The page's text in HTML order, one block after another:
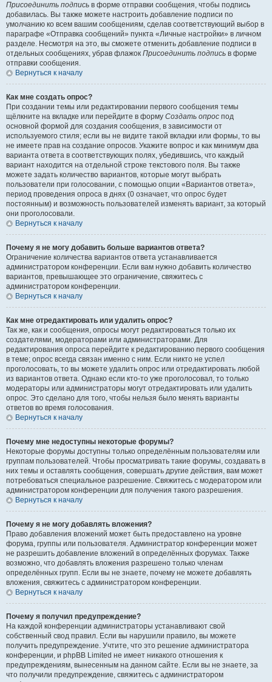
Присоединить подпись в форме отправки сообщения, чтобы подпись
добавилась. Вы также можете настроить добавление подписи по
умолчанию ко всем вашим сообщениям, сделав соответствующий выбор в
параграфе «Отправка сообщений» пункта «Личные настройки» в личном
разделе. Несмотря на это, вы сможете отменить добавление подписи в
отдельных сообщениях, убрав флажок Присоединить подпись в форме
отправки сообщения.
Вернуться к началу
Как мне создать опрос?
При создании темы или редактировании первого сообщения темы
щёлкните на вкладке или перейдите в форму Создать опрос под
основной формой для создания сообщения, в зависимости от
используемого стиля; если вы не видите такой вкладки или формы, то вы
не имеете прав на создание опросов. Укажите вопрос и как минимум два
варианта ответа в соответствующих полях, убедившись, что каждый
вариант находится на отдельной строке текстового поля. Вы также
можете задать количество вариантов, которые могут выбрать
пользователи при голосовании, с помощью опции «Вариантов ответа»,
период проведения опроса в днях (0 означает, что опрос будет
постоянным) и возможность пользователей изменять вариант, за который
они проголосовали.
Вернуться к началу
Почему я не могу добавить больше вариантов ответа?
Ограничение количества вариантов ответа устанавливается
администратором конференции. Если вам нужно добавить количество
вариантов, превышающее это ограничение, свяжитесь с
администратором конференции.
Вернуться к началу
Как мне отредактировать или удалить опрос?
Так же, как и сообщения, опросы могут редактироваться только их
создателями, модераторами или администраторами. Для
редактирования опроса перейдите к редактированию первого сообщения
в теме; опрос всегда связан именно с ним. Если никто не успел
проголосовать, то вы можете удалить опрос или отредактировать любой
из вариантов ответа. Однако если кто-то уже проголосовал, то только
модераторы или администраторы могут отредактировать или удалить
опрос. Это сделано для того, чтобы нельзя было менять варианты
ответов во время голосования.
Вернуться к началу
Почему мне недоступны некоторые форумы?
Некоторые форумы доступны только определённым пользователям или
группам пользователей. Чтобы просматривать такие форумы, создавать в
них темы и оставлять сообщения, совершать другие действия, вам может
потребоваться специальное разрешение. Свяжитесь с модератором или
администратором конференции для получения такого разрешения.
Вернуться к началу
Почему я не могу добавлять вложения?
Право добавления вложений может быть предоставлено на уровне
форума, группы или пользователя. Администратор конференции может
не разрешить добавление вложений в определённых форумах. Также
возможно, что добавлять вложения разрешено только членам
определённых групп. Если вы не знаете, почему не можете добавлять
вложения, свяжитесь с администратором конференции.
Вернуться к началу
Почему я получил предупреждение?
На каждой конференции администраторы устанавливают свой
собственный свод правил. Если вы нарушили правило, вы можете
получить предупреждение. Учтите, что это решение администратора
конференции, и phpBB Limited не имеет никакого отношения к
предупреждениям, вынесенным на данном сайте. Если вы не знаете, за
что получили предупреждение, свяжитесь с администратором